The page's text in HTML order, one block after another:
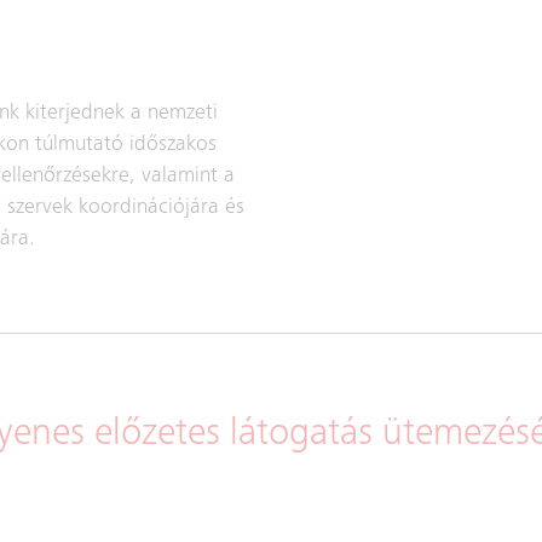
kiterjednek a nemzeti
túlmutató időszakos
valamint a
szervek koordinációjára és
előzetes látogatás